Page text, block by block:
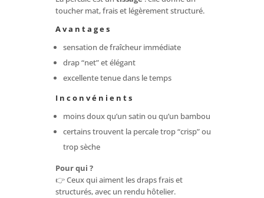
toucher mat, frais et légèrement structuré.
Avantages
sensation de fraîcheur immédiate
drap “net” et élégant
excellente tenue dans le temps
Inconvénients
moins doux qu’un satin ou qu’un bambou
certains trouvent la percale trop “crisp” ou
trop sèche
Pour qui ?
👉 Ceux qui aiment les draps frais et
structurés, avec un rendu hôtelier.